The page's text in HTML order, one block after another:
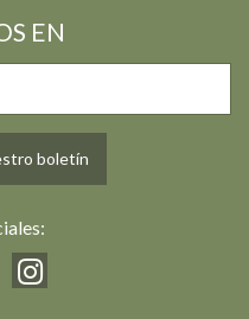
EN
boletín